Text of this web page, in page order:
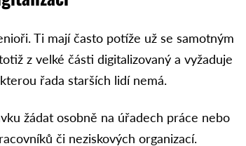
Ti mají často potíže už se samotným
z velké části digitalizovaný a vyžaduje
řada starších lidí nemá.
žádat osobně na úřadech práce nebo
či neziskových organizací.